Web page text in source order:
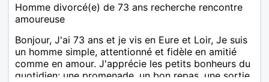
Homme divorcé(e) de 73 ans recherche rencontre
amoureuse
Bonjour, J'ai 73 ans et je vis en Eure et Loir, Je suis
un homme simple, attentionné et fidèle en amitié
comme en amour. J'apprécie les petits bonheurs du
quotidien; une promenade, un bon repas, une sortie,